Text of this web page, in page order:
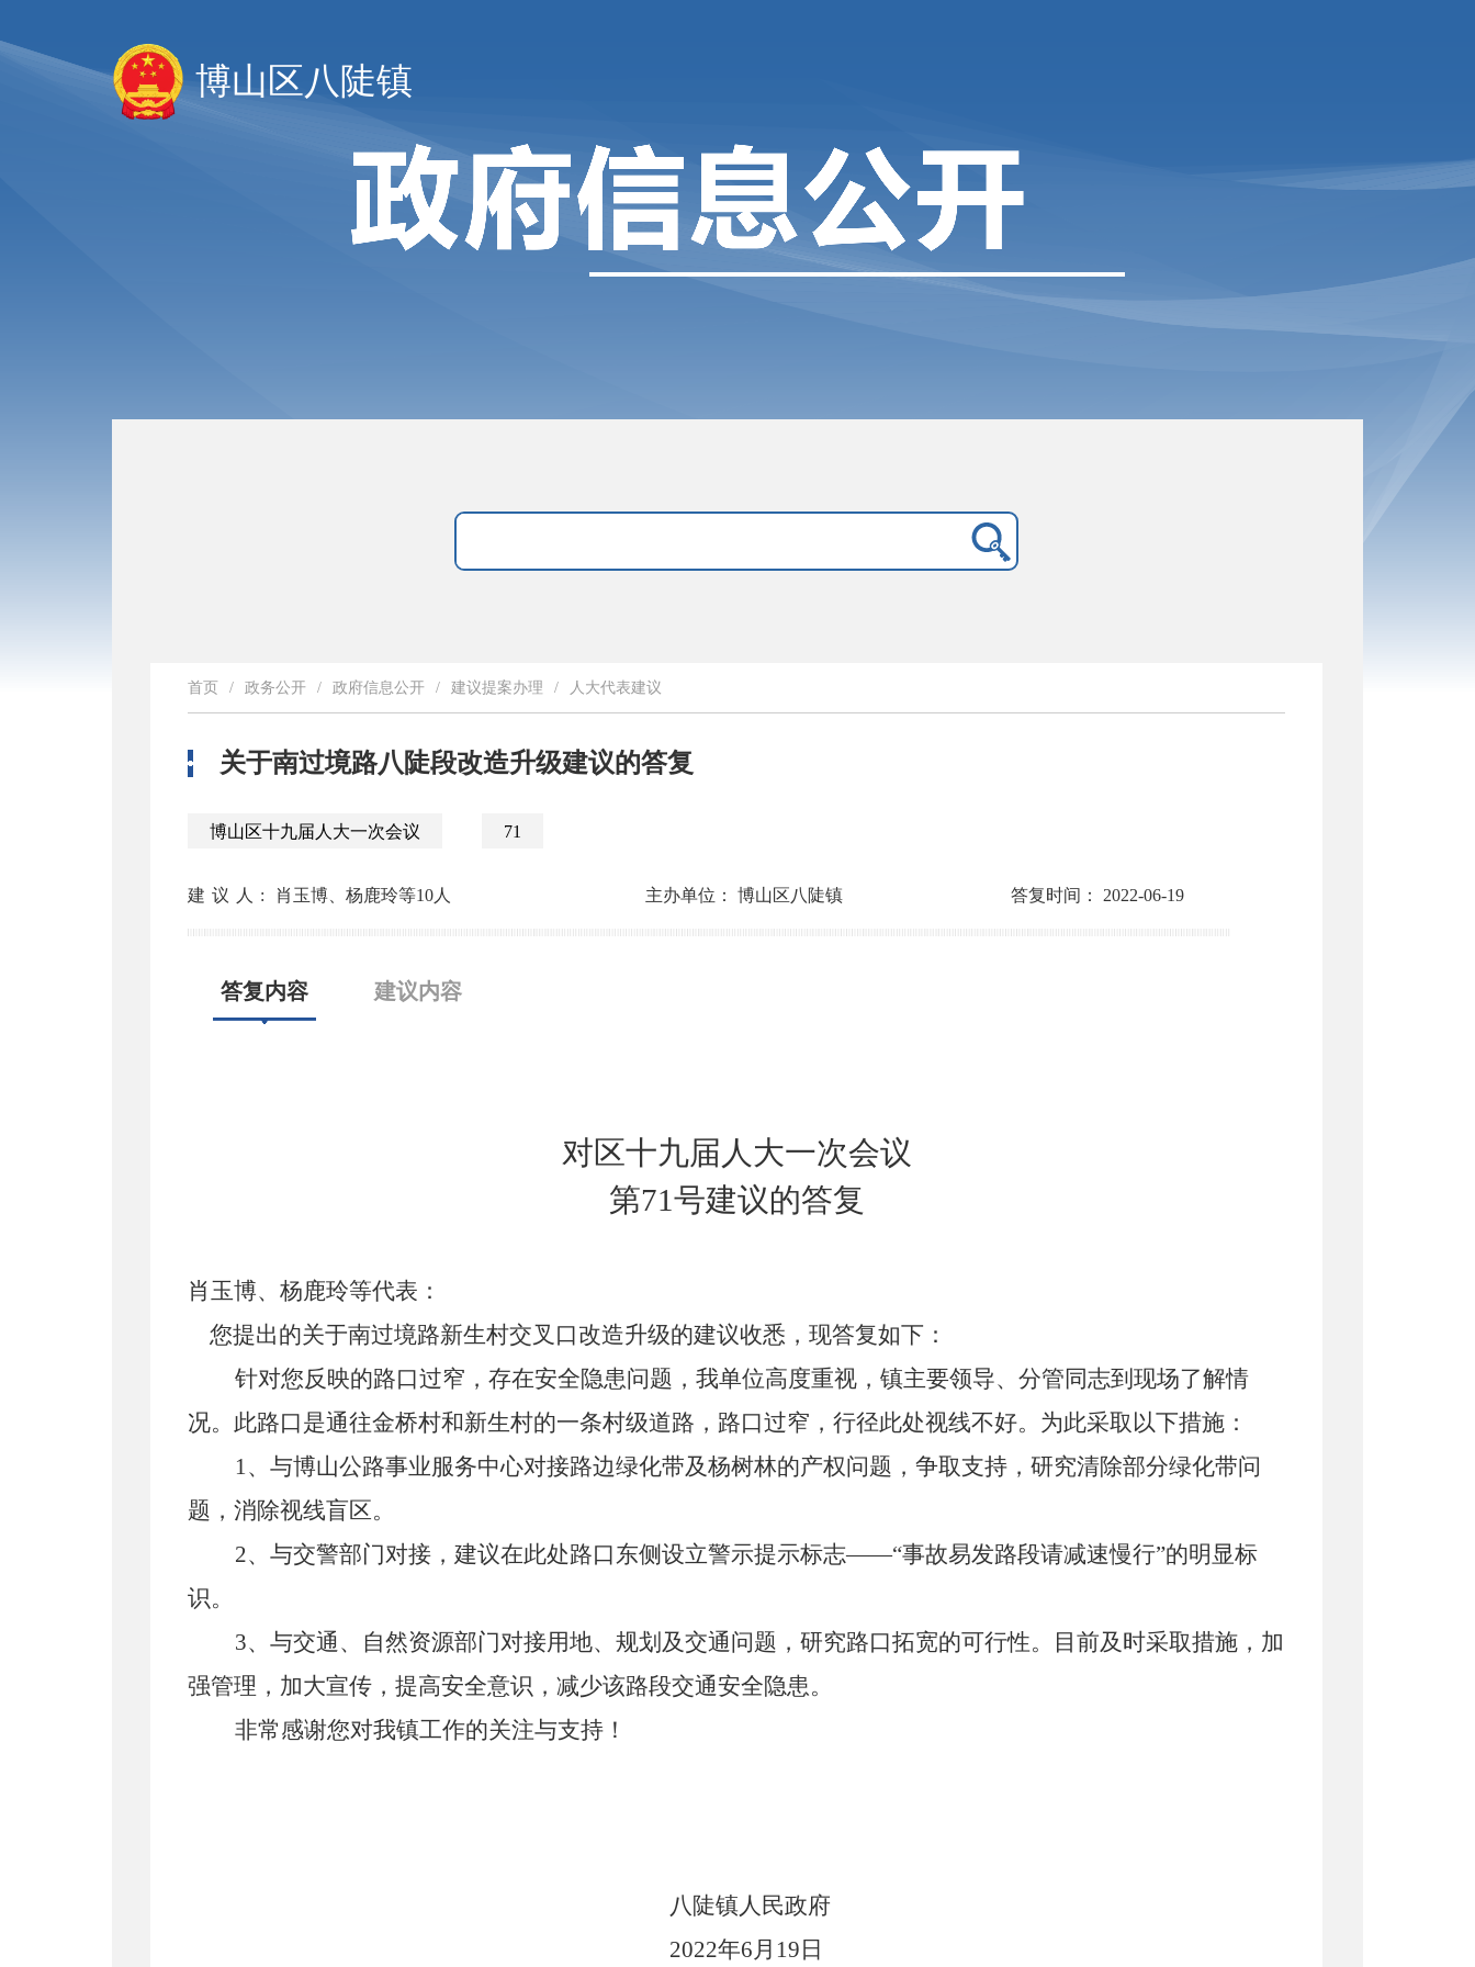
博山区八陡镇
首页 / 政务公开 / 政府信息公开 / 建议提案办理 / 人大代表建议
关于南过境路八陡段改造升级建议的答复
博山区十九届人大一次会议 71
建议人: 肖玉博、杨鹿玲等10人 主办单位： 博山区八陡镇 答复时间： 2022-06-19
答复内容 建议内容
对区十九届人大一次会议
第71号建议的答复
肖玉博、杨鹿玲等代表：
您提出的关于南过境路新生村交叉口改造升级的建议收悉，现答复如下：
针对您反映的路口过窄，存在安全隐患问题， 我单位高度重视， 镇主要领导、分管同志到 现场了解情
况。 此路口是通往金桥村和新生村的一条村级道路，路口过窄，行径此处视线不好。 为此采取以下措施：
1、 与博山公路事业服务中心对接路边绿化带及杨树林的产权问题，争取支持，研究清除部分绿化带问
题，消除视线盲区。
2、 与交警部门对接，建议在此处路口东侧设立警示提示标志——“事故易发路段请减速慢行”的明显标
识。
3、与交通、自然资源部门对接用地、规划及交通问题，研究路口拓宽的可行性。目前及时采取措施，加
强管理，加大宣传，提高安全意识，减少该路段交通安全隐患。
非常感谢您对我镇工作的关注与支持！
八陡镇人民政府
2022年6 月 19 日